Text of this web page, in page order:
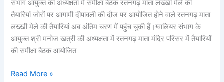
संभाग आयुक्त की अध्यक्षता में समीक्षा बैठक रतनगढ़ माता लख्खी मेले की
तैयारियां जोरों पर आगामी दीपावली की दौज पर आयोजित होने वाले रतनगढ़ माता
लख्खी मेले की तैयारियां अब अंतिम चरण में पहुंच चुकी हैं।ग्वालियर संभाग के
आयुक्त श्री मनोज खत्री की अध्यक्षता में रतनगढ़ माता मंदिर परिसर में तैयारियों
की समीक्षा बैठक आयोजित
वाले
रतनगढ़
माता
लख्खी
मेले
तैयारियां
Read More »